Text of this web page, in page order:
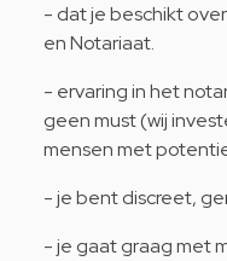
- dat je beschikt
en Notariaat.
- ervaring in het
geen must (wij
mensen met
- je bent discreet,
- je gaat graag met